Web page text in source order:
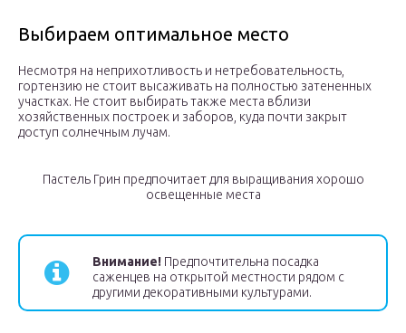
Выбираем оптимальное место
Несмотря на неприхотливость и нетребовательность,
гортензию не стоит высаживать на полностью затененных
участках. Не стоит выбирать также места вблизи
хозяйственных построек и заборов, куда почти закрыт
доступ солнечным лучам.
Пастель Грин предпочитает для выращивания хорошо
освещенные места
Внимание! Предпочтительна посадка
саженцев на открытой местности рядом с
другими декоративными культурами.